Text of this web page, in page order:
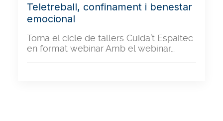
Teletreball, confinament i benestar
emocional
Torna el cicle de tallers Cuida’t Espaitec
en format webinar Amb el webinar…